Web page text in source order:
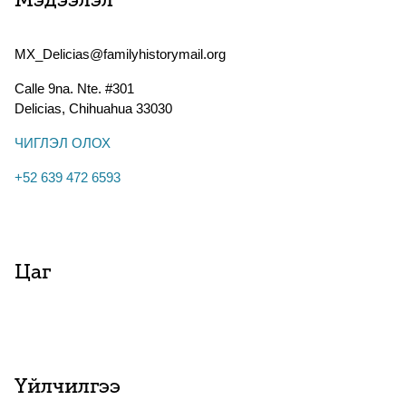
MX_Delicias@familyhistorymail.org
Calle 9na. Nte. #301
Delicias, Chihuahua 33030
ЧИГЛЭЛ ОЛОХ
+52 639 472 6593
Цаг
Үйлчилгээ